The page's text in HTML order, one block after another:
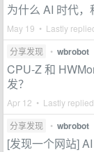
为什么 AI 时代，
May 19 • Lastly
分享发现 • wbrobot
CPU-Z 和
发？
Apr 12 • Lastly
分享发现 • wbrobot
[发现一个网站]